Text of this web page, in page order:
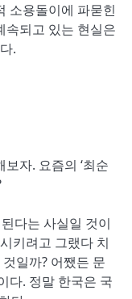
소용돌이에 파묻힌
속되고 있는 현실은
.
자. 요즘의 ‘최순
다는 사실일 것이
키려고 그랬다 치
일까? 어쨌든 문
다. 정말 한국은 국